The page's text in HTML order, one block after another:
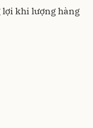
lợi khi lượng hàng